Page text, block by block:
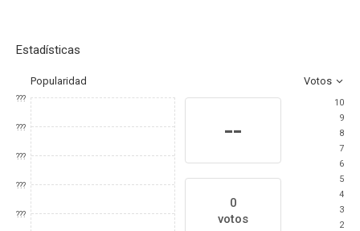
Estadísticas
Popularidad Votos
???
???
???
???
???
--
0
votos
10
9
8
7
6
5
4
3
2